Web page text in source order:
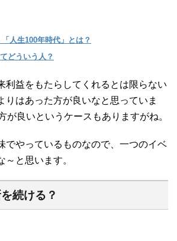
人生100年時代」とは？
どういう人？
利益をもたらしてくれるとは限らない
りはあった方が良いなと思っていま
が良いというケースもありますがね。
でやっているものなので、一つのイベ
～と思います。
続ける？